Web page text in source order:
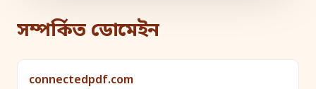
সম্পর্কিত ডোমেইন
connectedpdf.com